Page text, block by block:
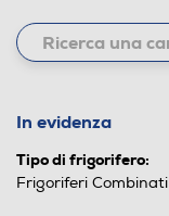
In evidenza
Tipo di frigorifero:
Frigoriferi Combinati